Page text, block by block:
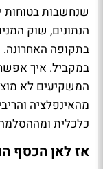
שנחשבות בטוחות
בתקופה האחרונה.
במקביל. איך
המשקיעים לא
מהאינפלציה
כלכלית
אז לאן הכסף